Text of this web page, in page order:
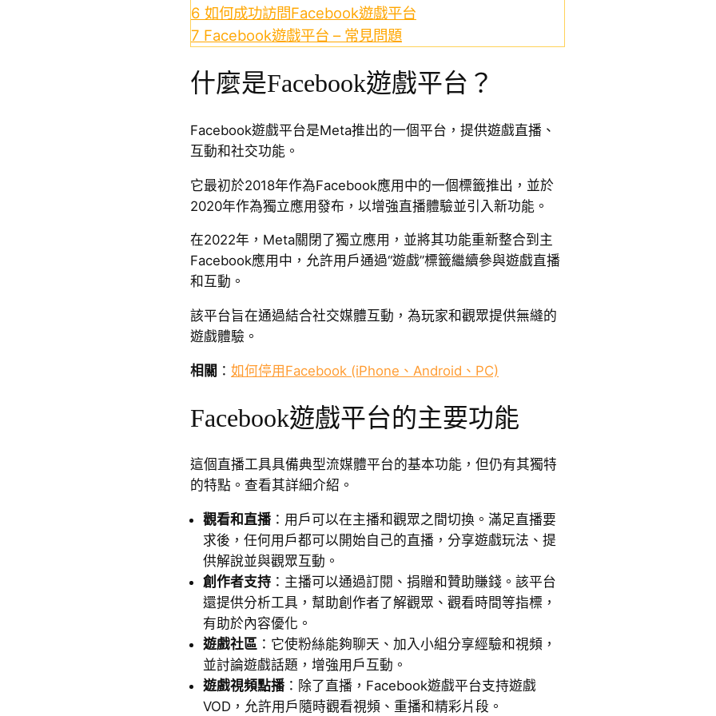
6 如何成功訪問Facebook遊戲平台
7 Facebook遊戲平台 – 常見問題
什麼是Facebook遊戲平台？
Facebook遊戲平台是Meta推出的一個平台，提供遊戲直播、
互動和社交功能。
它最初於2018年作為Facebook應用中的一個標籤推出，並於
2020年作為獨立應用發布，以增強直播體驗並引入新功能。
在2022年，Meta關閉了獨立應用，並將其功能重新整合到主
Facebook應用中，允許用戶通過“遊戲”標籤繼續參與遊戲直播
和互動。
該平台旨在通過結合社交媒體互動，為玩家和觀眾提供無縫的
遊戲體驗。
相關 ： 如何停用Facebook (iPhone、Android、PC)
Facebook遊戲平台的主要功能
這個直播工具具備典型流媒體平台的基本功能，但仍有其獨特
的特點。查看其詳細介紹。
觀看和直播 ：用戶可以在主播和觀眾之間切換。滿足直播要
求後，任何用戶都可以開始自己的直播，分享遊戲玩法、提
供解說並與觀眾互動。
創作者支持 ：主播可以通過訂閱、捐贈和贊助賺錢。該平台
還提供分析工具，幫助創作者了解觀眾、觀看時間等指標，
有助於內容優化。
遊戲社區 ：它使粉絲能夠聊天、加入小組分享經驗和視頻，
並討論遊戲話題，增強用戶互動。
遊戲視頻點播 ：除了直播，Facebook遊戲平台支持遊戲
VOD，允許用戶隨時觀看視頻、重播和精彩片段。